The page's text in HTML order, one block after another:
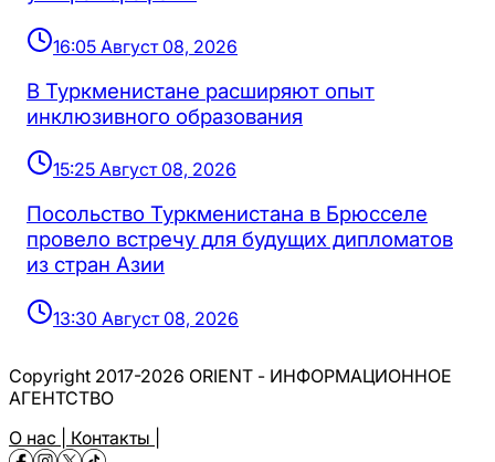
16:05 Август 08, 2026
В Туркменистане расширяют опыт
инклюзивного образования
15:25 Август 08, 2026
Посольство Туркменистана в Брюсселе
провело встречу для будущих дипломатов
из стран Азии
13:30 Август 08, 2026
Copyright 2017-2026 ORIENT - ИНФОРМАЦИОННОЕ
АГЕНТСТВО
О нас | Контакты |